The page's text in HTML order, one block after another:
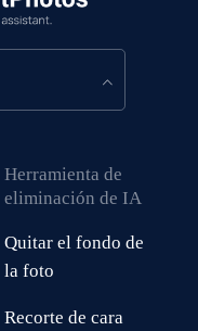
Herramienta de
eliminación de IA
Quitar el fondo de
la foto
Recorte de cara